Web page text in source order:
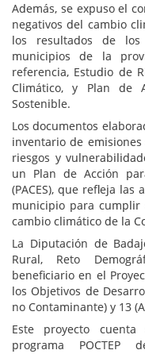
Además, se expuso el
negativos del cambio
los resultados de los
municipios de la
referencia, Estudio de
Climático, y Plan de
Sostenible.
Los documentos
inventario de
riesgos y
un Plan de Acción
(PACES), que refleja
municipio para
cambio climático de la
La Diputación de
Rural, Reto
beneficiario en el
los Objetivos de
no Contaminante) y 13
Este proyecto
programa POCTEP